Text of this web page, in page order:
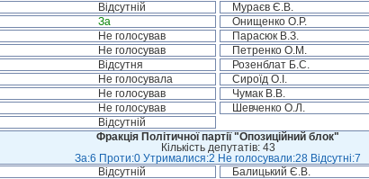
Відсутній Мураєв Є.В.
За Онищенко О.Р.
Не голосував Парасюк В.З.
Не голосував Петренко О.М.
Відсутня Розенблат Б.С.
Не голосувала Сироїд О.І.
Не голосував Чумак В.В.
Не голосував Шевченко О.Л.
Відсутній
Фракція Політичної партії "Опозиційний блок"
Кількість депутатів: 43
За:6 Проти:0 Утрималися:2 Не голосували:28 Відсутні:7
Відсутній Балицький Є.В.